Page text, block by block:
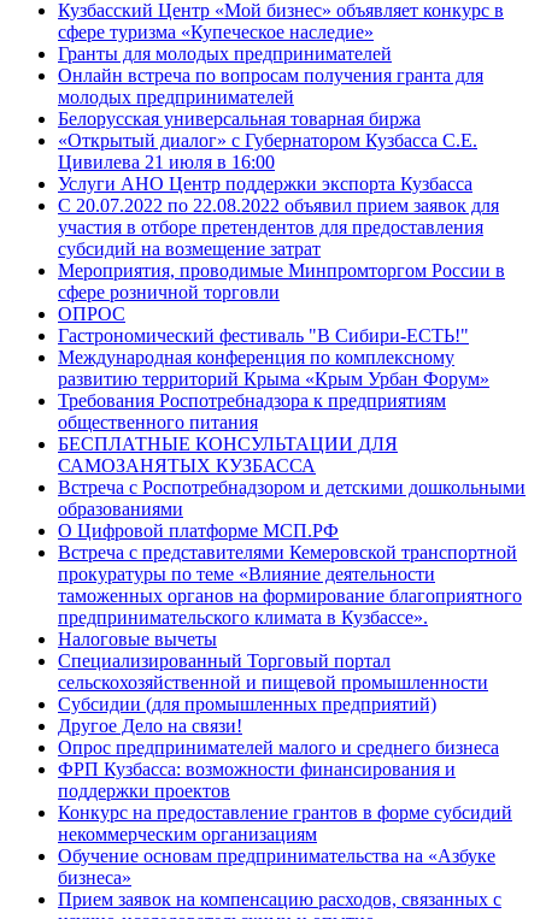
Кузбасский Центр «Мой бизнес» объявляет конкурс в
сфере туризма «Купеческое наследие»
Гранты для молодых предпринимателей
Онлайн встреча по вопросам получения гранта для
молодых предпринимателей
Белорусская универсальная товарная биржа
«Открытый диалог» с Губернатором Кузбасса С.Е.
Цивилева 21 июля в 16:00
Услуги АНО Центр поддержки экспорта Кузбасса
С 20.07.2022 по 22.08.2022 объявил прием заявок для
участия в отборе претендентов для предоставления
субсидий на возмещение затрат
Мероприятия, проводимые Минпромторгом России в
сфере розничной торговли
ОПРОС
Гастрономический фестиваль "В Сибири-ЕСТЬ!"
Международная конференция по комплексному
развитию территорий Крыма «Крым Урбан Форум»
Требования Роспотребнадзора к предприятиям
общественного питания
БЕСПЛАТНЫЕ КОНСУЛЬТАЦИИ ДЛЯ
САМОЗАНЯТЫХ КУЗБАССА
Встреча с Роспотребнадзором и детскими дошкольными
образованиями
О Цифровой платформе МСП.РФ
Встреча с представителями Кемеровской транспортной
прокуратуры по теме «Влияние деятельности
таможенных органов на формирование благоприятного
предпринимательского климата в Кузбассе».
Налоговые вычеты
Специализированный Торговый портал
сельскохозяйственной и пищевой промышленности
Субсидии (для промышленных предприятий)
Другое Дело на связи!
Опрос предпринимателей малого и среднего бизнеса
ФРП Кузбасса: возможности финансирования и
поддержки проектов
Конкурс на предоставление грантов в форме субсидий
некоммерческим организациям
Обучение основам предпринимательства на «Азбуке
бизнеса»
Прием заявок на компенсацию расходов, связанных с